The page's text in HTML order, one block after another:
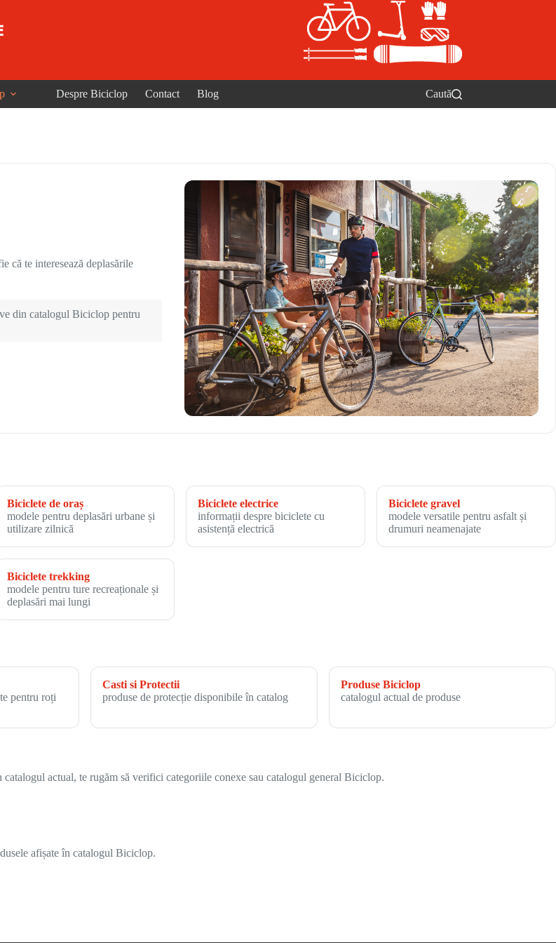
Despre Biciclop Contact Blog Caută
că te interesează deplasările
din catalogul Biciclop pentru
Biciclete de oraș
modele pentru deplasări urbane și
utilizare zilnică
Biciclete electrice
informații despre biciclete cu
asistență electrică
Biciclete gravel
modele versatile pentru asfalt și
drumuri neamenajate
Biciclete trekking
modele pentru ture recreaționale și
deplasări mai lungi
pentru roți
Casti si Protectii
produse de protecție disponibile în catalog
Produse Biciclop
catalogul actual de produse
actual, te rugăm să verifici categoriile conexe sau catalogul general Biciclop.
afișate în catalogul Biciclop.